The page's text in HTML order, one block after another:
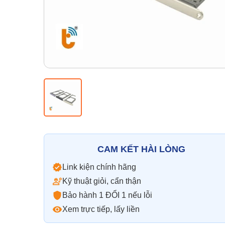
CAM KẾT HÀI LÒNG
Link kiện chính hãng
Kỹ thuật giỏi, cẩn thận
Bảo hành 1 ĐỔI 1 nếu lỗi
Xem trực tiếp, lấy liền